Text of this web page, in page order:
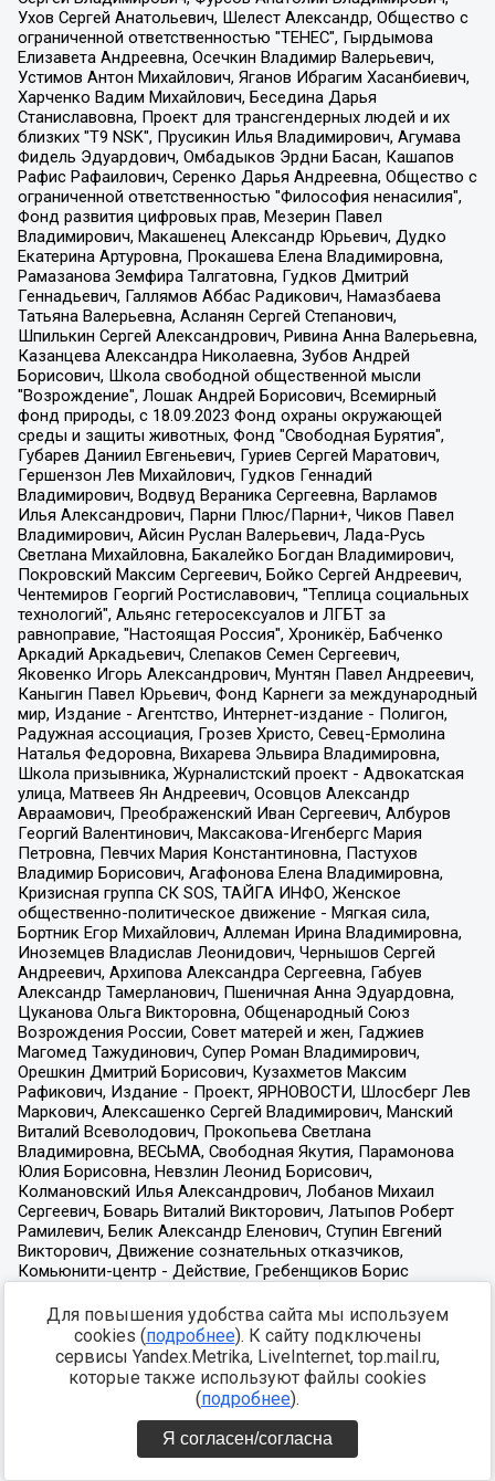
Для повышения удобства сайта мы используем
cookies (подробнее). К сайту подключены
сервисы Yandex.Metrika, LiveInternet, top.mail.ru,
которые также используют файлы cookies
(подробнее).
Я согласен/согласна